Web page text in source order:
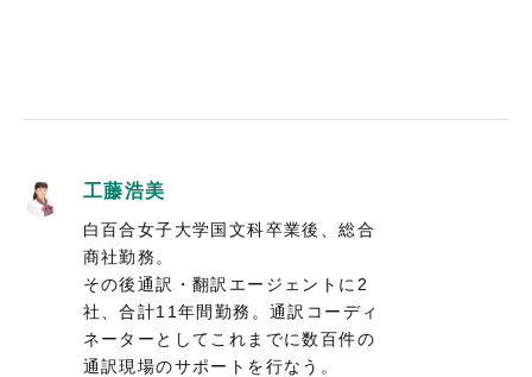
工藤浩美
白百合女子大学国文科卒業後、総合
商社勤務。
その後通訳・翻訳エージェントに2
社、合計11年間勤務。通訳コーディ
ネーターとしてこれまでに数百件の
通訳現場のサポートを行なう。